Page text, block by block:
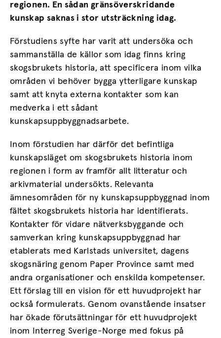
regionen. En sådan gränsöverskridande
kunskap saknas i stor utsträckning idag.
Förstudiens syfte har varit att undersöka och
sammanställa de källor som idag finns kring
skogsbrukets historia, att specificera inom vilka
områden vi behöver bygga ytterligare kunskap
samt att knyta externa kontakter som kan
medverka i ett sådant
kunskapsuppbyggnadsarbete.
Inom förstudien har därför det befintliga
kunskapsläget om skogsbrukets historia inom
regionen i form av framför allt litteratur och
arkivmaterial undersökts. Relevanta
ämnesområden för ny kunskapsuppbyggnad inom
fältet skogsbrukets historia har identifierats.
Kontakter för vidare nätverksbyggande och
samverkan kring kunskapsuppbyggnad har
etablerats med Karlstads universitet, dagens
skogsnäring genom Paper Province samt med
andra organisationer och enskilda kompetenser.
Ett förslag till en vision för ett huvudprojekt har
också formulerats. Genom ovanstående insatser
har ökade förutsättningar för ett huvudprojekt
inom Interreg Sverige-Norge med fokus på